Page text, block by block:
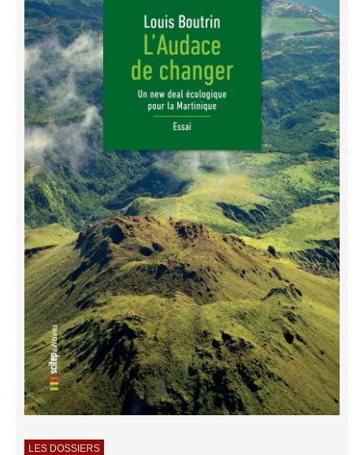
LES DOSSIERS